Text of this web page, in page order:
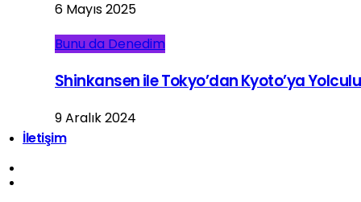
6 Mayıs 2025
Bunu da Denedim
Shinkansen ile Tokyo’dan Kyoto’ya
9 Aralık 2024
İletişim